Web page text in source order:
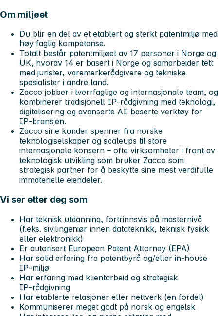
Om miljøet
Du blir en del av et etablert og sterkt patentmiljø med
høy faglig kompetanse.
Totalt består patentmiljøet av 17 personer i Norge og
UK, hvorav 14 er basert i Norge og samarbeider tett
med jurister, varemerkerådgivere og tekniske
spesialister i andre land.
Zacco jobber i tverrfaglige og internasjonale team, og
kombinerer tradisjonell IP‑rådgivning med teknologi,
digitalisering og avanserte AI‑baserte verktøy for
IP‑bransjen.
Zacco sine kunder spenner fra norske
teknologiselskaper og scaleups til store
internasjonale konsern – ofte virksomheter i front av
teknologisk utvikling som bruker Zacco som
strategisk partner for å beskytte sine mest verdifulle
immaterielle eiendeler.
Vi ser etter deg som
Har teknisk utdanning, fortrinnsvis på masternivå
(f.eks. sivilingeniør innen datateknikk, teknisk fysikk
eller elektronikk)
Er autorisert European Patent Attorney (EPA)
Har solid erfaring fra patentbyrå og/eller in‑house
IP‑miljø
Har erfaring med klientarbeid og strategisk
IP‑rådgivning
Har etablerte relasjoner eller nettverk (en fordel)
Kommuniserer meget godt på norsk og engelsk